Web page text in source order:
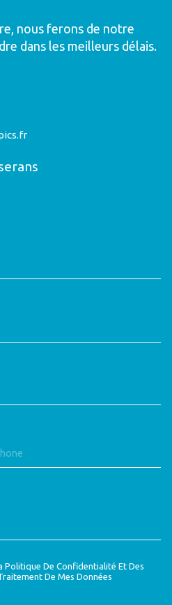
nous ferons de notre
dans les meilleurs délais.
Politique De Confidentialité Et Des
De Mes Données